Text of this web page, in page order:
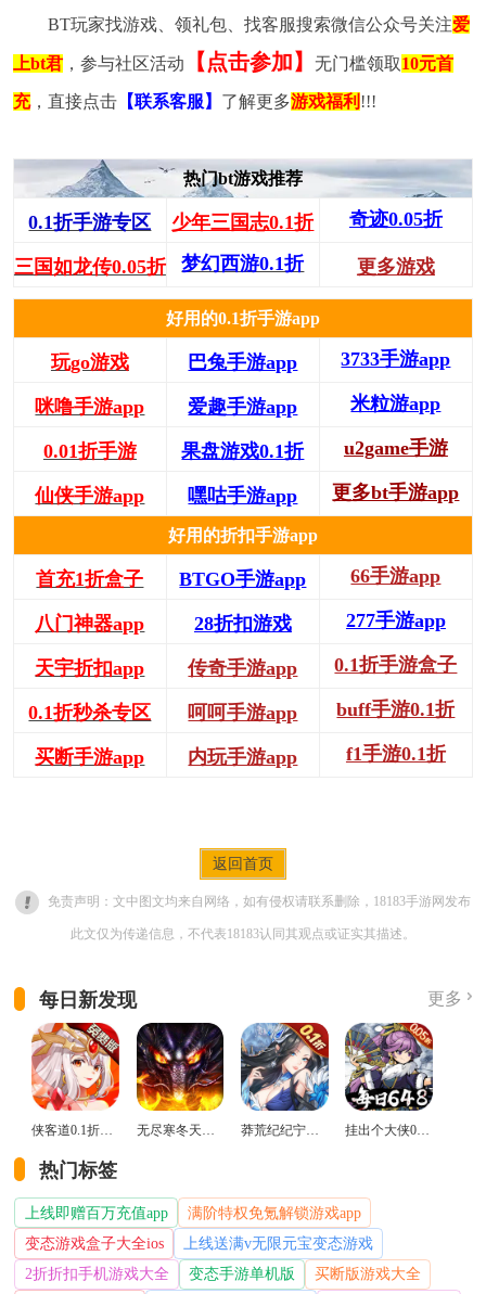
BT玩家找游戏、领礼包、找客服搜索微信公众号关注爱
上bt君，参与社区活动 【点击参加】 无门槛领取10元首
充，直接点击【联系客服】 了解更多游戏福利 !!!
热门bt游戏推荐
0.1折手游专区 少年三国志0.1折 奇迹0.05折
三国如龙传0.05折 梦幻西游0.1折 更多游戏
好用的0.1折手游app
玩go游戏 巴兔手游app 3733手游app
咪噜手游app 爱趣手游app 米粒游app
0.01折手游 果盘游戏0.1折 u2game手游
仙侠手游app 嘿咕手游app 更多bt手游app
好用的折扣手游app
首充1折盒子 BTGO手游app 66手游app
八门神器app 28折扣游戏 277手游app
天宇折扣app 传奇手游app 0.1折手游盒子
0.1折秒杀专区 呵呵手游app buff手游0.1折
买断手游app 内玩手游app f1手游0.1折
返回首页
免责声明：文中图文均来自网络，如有侵权请联系删除，18183手游网发布
此文仅为传递信息，不代表18183认同其观点或证实其描述。
每日新发现 更多
侠客道0.1折变态版 无尽寒冬天蛇新春送礼版 莽荒纪纪宁传奇0.1折送无限连抽版 挂出个大侠0.05折免单福利版
热门标签
上线即赠百万充值app
满阶特权免氪解锁游戏app
变态游戏盒子大全ios
上线送满v无限元宝变态游戏
2折折扣手机游戏大全
变态手游单机版
买断版游戏大全